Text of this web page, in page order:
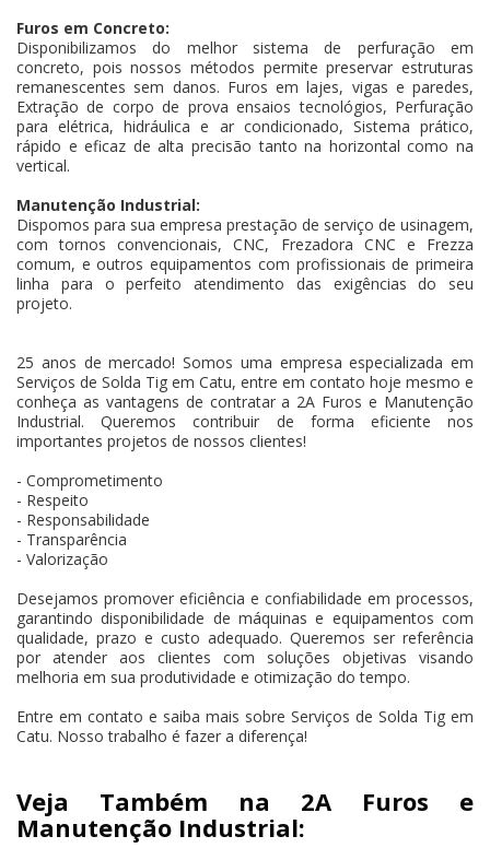
Furos em Concreto:
Disponibilizamos do melhor sistema de perfuração em
concreto, pois nossos métodos permite preservar estruturas
remanescentes sem danos. Furos em lajes, vigas e paredes,
Extração de corpo de prova ensaios tecnológios, Perfuração
para elétrica, hidráulica e ar condicionado, Sistema prático,
rápido e eficaz de alta precisão tanto na horizontal como na
vertical.
Manutenção Industrial:
Dispomos para sua empresa prestação de serviço de usinagem,
com tornos convencionais, CNC, Frezadora CNC e Frezza
comum, e outros equipamentos com profissionais de primeira
linha para o perfeito atendimento das exigências do seu
projeto.
25 anos de mercado! Somos uma empresa especializada em
Serviços de Solda Tig em Catu, entre em contato hoje mesmo e
conheça as vantagens de contratar a 2A Furos e Manutenção
Industrial. Queremos contribuir de forma eficiente nos
importantes projetos de nossos clientes!
- Comprometimento
- Respeito
- Responsabilidade
- Transparência
- Valorização
Desejamos promover eficiência e confiabilidade em processos,
garantindo disponibilidade de máquinas e equipamentos com
qualidade, prazo e custo adequado. Queremos ser referência
por atender aos clientes com soluções objetivas visando
melhoria em sua produtividade e otimização do tempo.
Entre em contato e saiba mais sobre Serviços de Solda Tig em
Catu. Nosso trabalho é fazer a diferença!
Veja Também na 2A Furos e
Manutenção Industrial: